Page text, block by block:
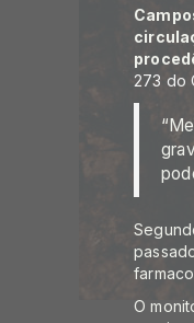
273 do
O